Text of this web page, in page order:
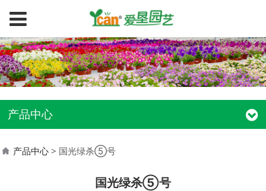
产品中心
产品中心 > 国光绿杀⑤号
国光绿杀⑤号